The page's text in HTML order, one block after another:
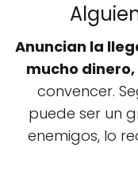
Anuncian la
mucho dinero,
convencer.
puede ser un
enemigos, lo